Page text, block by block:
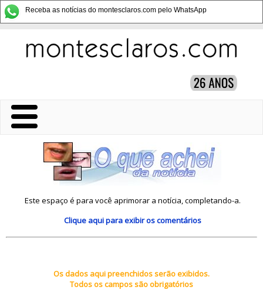
Receba as notícias do montesclaros.com pelo WhatsApp
Este espaço é para você aprimorar a notícia, completando-a.
Clique aquipara exibir os comentários
Os dados aqui preenchidos serão exibidos.
Todos os campos são obrigatórios